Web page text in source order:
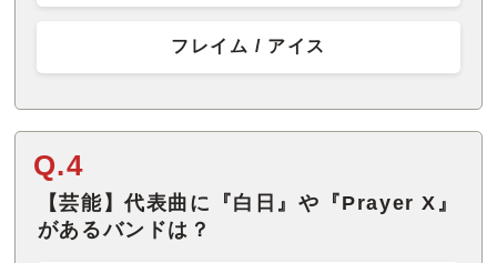
フレイム / アイス
Q.4
【芸能】代表曲に『白日』や『Prayer X』
があるバンドは？